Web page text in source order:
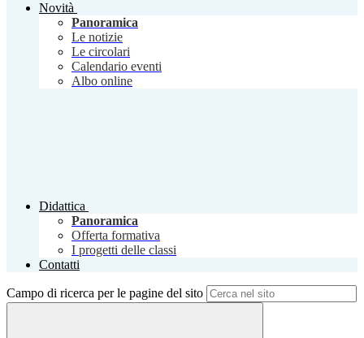
Novità
Panoramica
Le notizie
Le circolari
Calendario eventi
Albo online
Didattica
Panoramica
Offerta formativa
I progetti delle classi
Contatti
Campo di ricerca per le pagine del sito